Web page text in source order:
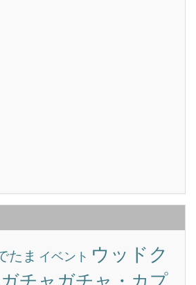
たま イベント ウッドク
ガチャガチャ・カプ